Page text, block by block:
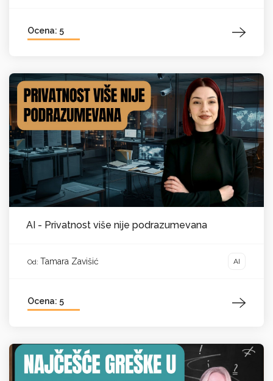
Ocena: 5
AI - Privatnost više nije podrazumevana
Od: Tamara Zavišić AI
Ocena: 5